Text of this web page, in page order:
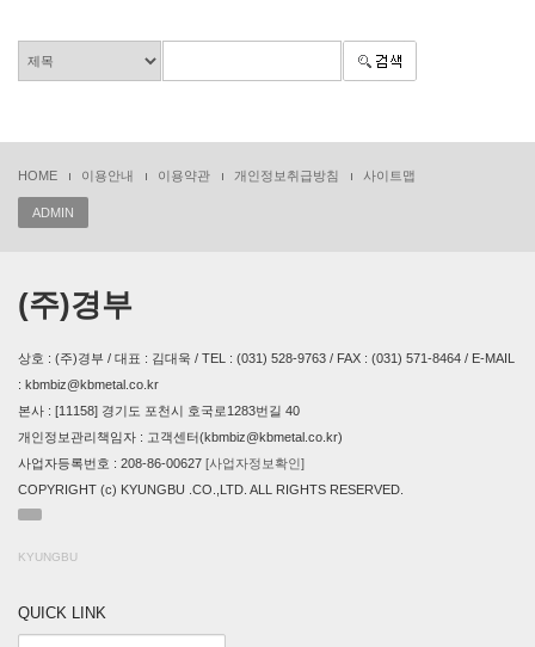
HOME 이용안내 이용약관 개인정보취급방침 사이트맵
ADMIN
(주)경부
상호 : (주)경부 / 대표 : 김대욱 / TEL : (031) 528-9763 / FAX : (031) 571-8464 / E-MAIL
: kbmbiz@kbmetal.co.kr
본사 : [11158] 경기도 포천시 호국로1283번길 40
개인정보관리책임자 : 고객센터(kbmbiz@kbmetal.co.kr)
사업자등록번호 : 208-86-00627 [사업자정보확인]
COPYRIGHT (c) KYUNGBU .CO.,LTD. ALL RIGHTS RESERVED.
KYUNGBU
QUICK LINK